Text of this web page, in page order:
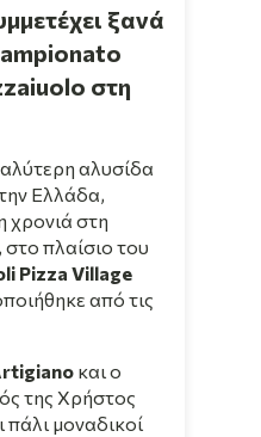
ξανά
στη
αλυσίδα
Ελλάδα,
χρονιά στη
πλαίσιο του
Pizza Village
από τις
και ο
της Χρήστος
πάλι μοναδικοί